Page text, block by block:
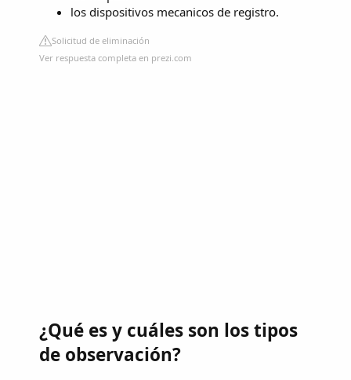
los dispositivos mecanicos de registro.
Solicitud de eliminación
Ver respuesta completa en prezi.com
¿Qué es y cuáles son los tipos
de observación?